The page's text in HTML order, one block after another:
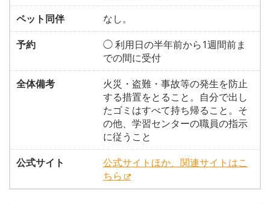
ペット同伴
なし。
予約
◯ 利用日の半年前から1週間前ま
での間に受付
全体備考
火災・盗難・事故等の発生を防止
する措置をとること。自分で出し
たゴミはすべて持ち帰ること。そ
の他、学習センターの職員の指示
に従うこと
公式サイト
公式サイトほか、関連サイトはこ
ちら